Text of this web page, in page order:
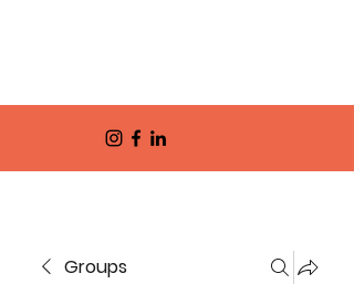
Groups